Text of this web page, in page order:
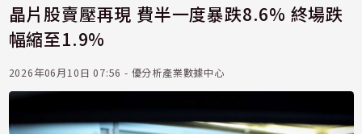
晶片股賣壓再現 費半一度暴跌8.6% 終場跌
幅縮至1.9%
2026年06月10日 07:56 - 優分析產業數據中心